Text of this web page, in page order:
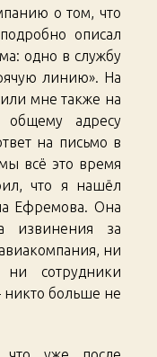
о том, что
описал
одно в службу
линию». На
мне также на
общему адресу
на письмо в
всё это время
что я нашёл
Ефремова. Она
извинения за
ни
ни сотрудники
больше не